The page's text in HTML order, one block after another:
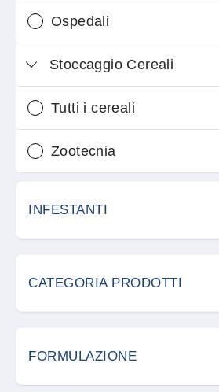
Ospedali
Stoccaggio Cereali
Tutti i cereali
Zootecnia
INFESTANTI
Blatte e scarafaggi
Cani
CATEGORIA PRODOTTI
Allontanamento volatili
FORMULAZIONE